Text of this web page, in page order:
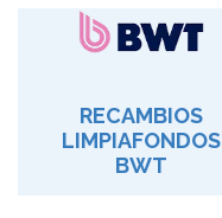
RECAMBIOS
LIMPIAFONDOS
BWT